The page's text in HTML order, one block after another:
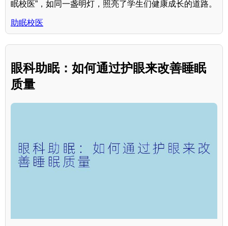
眠校医”，如同一盏明灯，照亮了学生们健康成长的道路。
助眠校医
眼科助眠：如何通过护眼来改善睡眠
质量